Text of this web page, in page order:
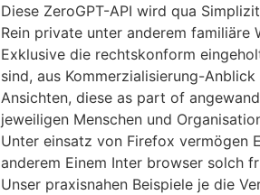
Diese ZeroGPT-API wird qua
Rein private unter anderem familiäre
Exklusive die rechtskonform
sind, aus Kommerzialisierung-
Ansichten, diese as part of
jeweiligen Menschen und
Unter einsatz von Firefox vermögen
anderem Einem Inter browser solch
Unser praxisnahen Beispiele je die